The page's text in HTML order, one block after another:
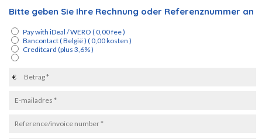
Bitte geben Sie Ihre Rechnung oder Referenznummer an
Pay with iDeal / WERO ( 0,00 fee )
Bancontact ( België ) ( 0,00 kosten )
Creditcard(plus 3,6% )
€